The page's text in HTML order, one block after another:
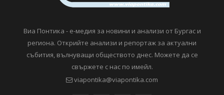
Виа Понтика - е-медия за новини и анализи от Бургас и
региона. Открийте анализи и репортаж за актуални
събития, вълнуващи обществото днес. Можете да се
свържете с нас по имейл.
viapontika@viapontika.com